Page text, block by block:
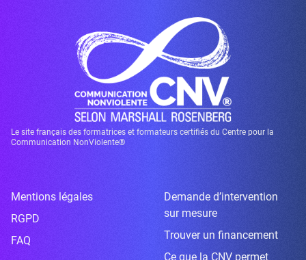
Le site français des formatrices et formateurs certifiés du Centre pour la
Communication NonViolente®
Mentions légales
RGPD
FAQ
Demande d’intervention
sur mesure
Trouver un financement
Ce que la CNV permet